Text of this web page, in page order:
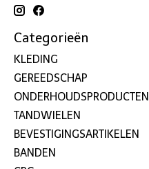
Categorieën
KLEDING
GEREEDSCHAP
ONDERHOUDSPRODUCTEN
TANDWIELEN
BEVESTIGINGSARTIKELEN
BANDEN